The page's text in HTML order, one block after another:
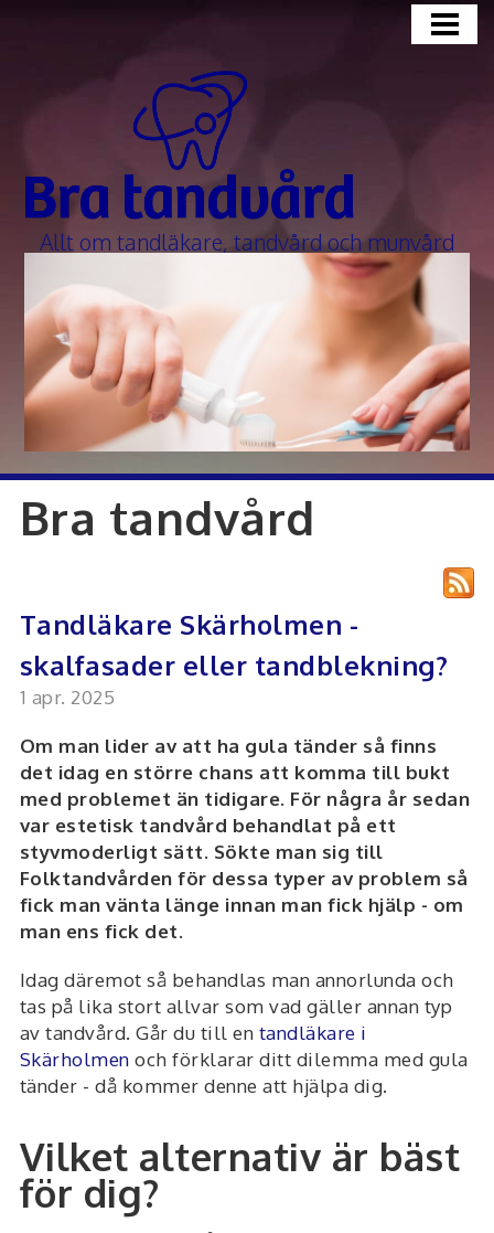
HUR ÄR EN BRA TANDLÄKARE?
FÅ TANDBLEKNING HOS TANDLÄKARE
Allt om tandläkare, tandvård och munvård
Bra tandvård
Tandläkare Skärholmen -
skalfasader eller tandblekning?
1 apr. 2025
Om man lider av att ha gula tänder så finns
det idag en större chans att komma till bukt
med problemet än tidigare. För några år sedan
var estetisk tandvård behandlat på ett
styvmoderligt sätt. Sökte man sig till
Folktandvården för dessa typer av problem så
fick man vänta länge innan man fick hjälp - om
man ens fick det.
Idag däremot så behandlas man annorlunda och
tas på lika stort allvar som vad gäller annan typ
av tandvård. Går du till en tandläkare i
Skärholmen och förklarar ditt dilemma med gula
tänder - då kommer denne att hjälpa dig.
Vilket alternativ är bäst
för dig?